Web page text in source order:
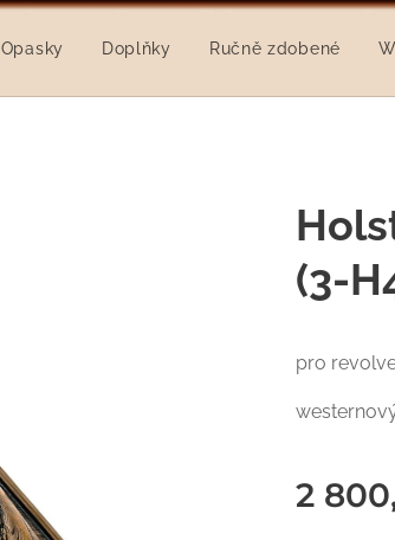
Opasky Doplňky Ručně zdobené
(3-
pro
2